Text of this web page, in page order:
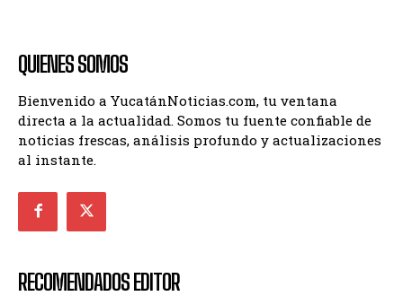
QUIENES SOMOS
Bienvenido a YucatánNoticias.com, tu ventana
directa a la actualidad. Somos tu fuente confiable de
noticias frescas, análisis profundo y actualizaciones
al instante.
RECOMENDADOS EDITOR